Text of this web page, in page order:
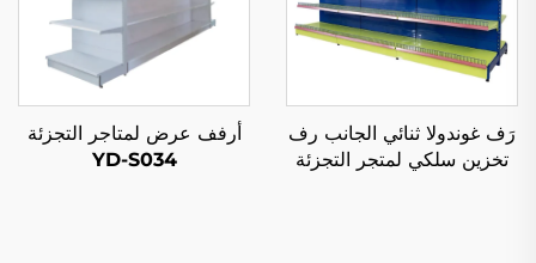
رَف غوندولا ثنائي الجانب رف
تخزين سلكي لمتجر التجزئة
أرفف عرض لمتاجر التجزئة
YD-S034